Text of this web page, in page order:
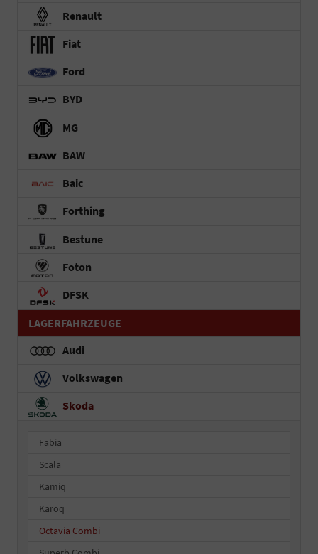
Renault
Fiat
Ford
BYD
MG
BAW
Baic
Forthing
Bestune
Foton
DFSK
LAGERFAHRZEUGE
Audi
Volkswagen
Skoda
Fabia
Scala
Kamiq
Karoq
Octavia Combi